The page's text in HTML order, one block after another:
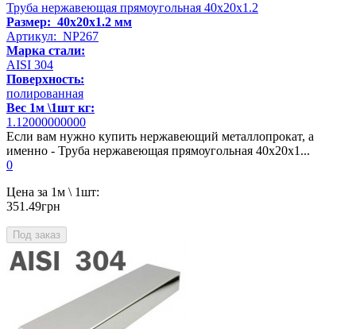
Труба нержавеющая прямоугольная 40х20х1.2
Размер: 40х20х1.2 мм
Артикул: NP267
Марка стали:
AISI 304
Поверхность:
полированная
Вес 1м \1шт кг:
1.12000000000
Если вам нужно купить нержавеющий металлопрокат, а
именно - Труба нержавеющая прямоугольная 40х20х1...
0
Цена за 1м \ 1шт:
351.49грн
Под заказ